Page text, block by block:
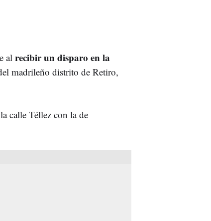
al recibir un disparo en la
madrileño distrito de Retiro,
calle Téllez con la de